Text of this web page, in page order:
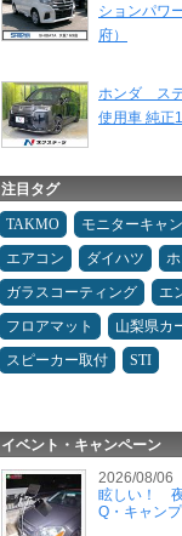
ションパワ
府）
ホンダ ス
使用車 純正
注目タグ
TAKMO モニターキャ
エアコン
ダイハツ
ガラスコーティング
エ
フロアマット
山梨県カ
スピーカー取付
STI
イベント・キャンペーン
2026/08/06
眩しい！
Q・キャン